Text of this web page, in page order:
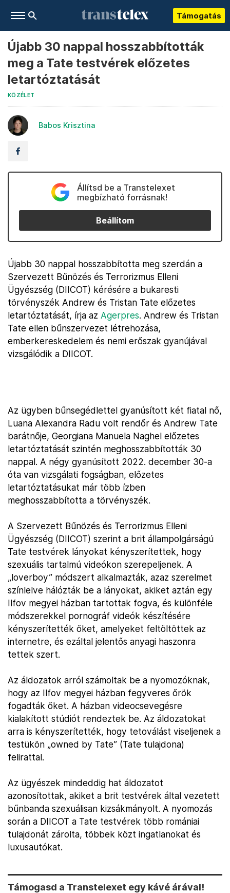
Támogatás
Újabb 30 nappal hosszabbították
meg a Tate testvérek előzetes
letartóztatását
KÖZÉLET
Babos Krisztina
Állítsd be a Transtelexet
megbízható forrásnak!
Beállítom
Újabb 30 nappal hosszabbította meg szerdán a
Szervezett Bűnözés és Terrorizmus Elleni
Ügyészség (DIICOT) kérésére a bukaresti
törvényszék Andrew és Tristan Tate előzetes
letartóztatását, írja az Agerpres. Andrew és Tristan
Tate ellen bűnszervezet létrehozása,
emberkereskedelem és nemi erőszak gyanújával
vizsgálódik a DIICOT.
Az ügyben bűnsegédlettel gyanúsított két fiatal nő,
Luana Alexandra Radu volt rendőr és Andrew Tate
barátnője, Georgiana Manuela Naghel előzetes
letartóztatását szintén meghosszabbították 30
nappal. A négy gyanúsított 2022. december 30-a
óta van vizsgálati fogságban, előzetes
letartóztatásukat már több ízben
meghosszabbította a törvényszék.
A Szervezett Bűnözés és Terrorizmus Elleni
Ügyészség (DIICOT) szerint a brit állampolgárságú
Tate testvérek lányokat kényszerítettek, hogy
szexuális tartalmú videókon szerepeljenek. A
„loverboy” módszert alkalmazták, azaz szerelmet
színlelve hálózták be a lányokat, akiket aztán egy
Ilfov megyei házban tartottak fogva, és különféle
módszerekkel pornográf videók készítésére
kényszerítették őket, amelyeket feltöltöttek az
internetre, és ezáltal jelentős anyagi haszonra
tettek szert.
Az áldozatok arról számoltak be a nyomozóknak,
hogy az Ilfov megyei házban fegyveres őrök
fogadták őket. A házban videocsevegésre
kialakított stúdiót rendeztek be. Az áldozatokat
arra is kényszerítették, hogy tetoválást viseljenek a
testükön „owned by Tate” (Tate tulajdona)
felirattal.
Az ügyészek mindeddig hat áldozatot
azonosítottak, akiket a brit testvérek által vezetett
bűnbanda szexuálisan kizsákmányolt. A nyomozás
során a DIICOT a Tate testvérek több romániai
tulajdonát zárolta, többek közt ingatlanokat és
luxusautókat.
Támogasd a Transtelexet egy kávé árával!